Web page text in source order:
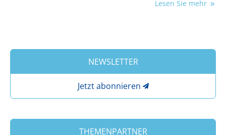
Lesen Sie mehr
NEWSLETTER
Jetzt abonnieren
THEMENPARTNER